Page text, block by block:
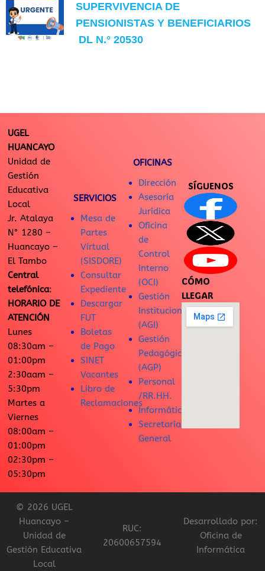
SUPERVIVENCIA DE
PENSIONISTAS Y BENEFICIARIOS
DL N.° 20530
UGEL
HUANCAYO
Unidad de
Gestión
Educativa
Local
Jr. Atalaya
N° 1280 –
Huancayo –
El Tambo
Central
telefónica:
HORARIO DE
ATENCIÓN
Lunes
08:30am –
01:00pm
2:30aam –
5:30pm
Martes a
Viernes
08:00am –
01:00pm
02:30pm –
05:30pm
SERVICIOS
Mesa de
Partes
Virtual
(SISDORE)
Consultar
Expediente
Descargar
FUT
Boletas
de Pago
SINET
Vacantes
Libro de
Reclamaciones
OFICINAS
Dirección
Asesoría
Jurídica
Oficina
de
Control
Interno
(OCI)
Gestión
Institucional
(AGI)
Gestión
Pedagógica
(AGP)
Personal
/RR.HH.
Informática
Secretaría
General
SÍGUENOS
CÓMO
LLEGAR
© 2026 UGEL
Huancayo –
Unidad de
Gestión Educativa
Local
RUC:
20600657594
Desarrollado por:
Oficina de
Informática